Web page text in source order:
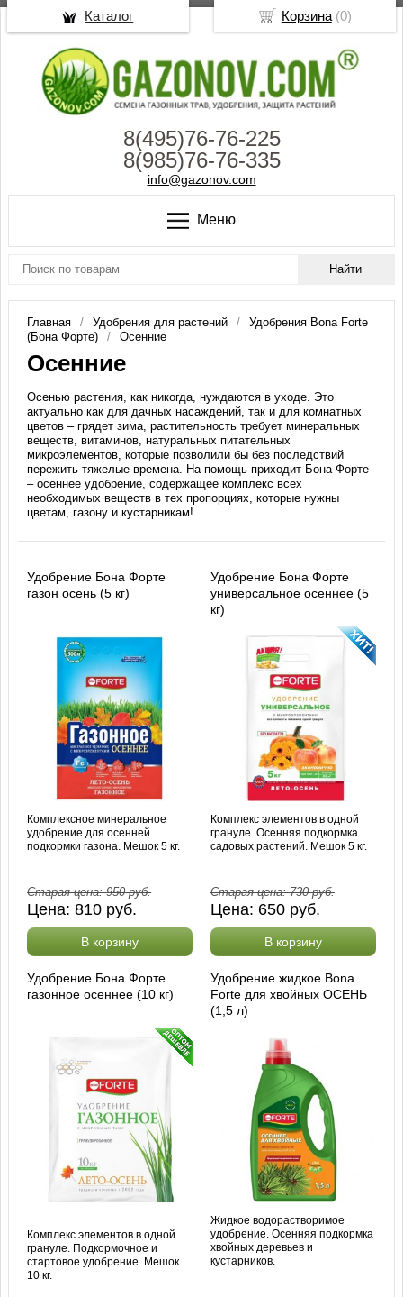
8(495)76-76-225
8(985)76-76-335
info@gazonov.com
Меню
Главная Удобрения для растений
Удобрения Bona Forte
(Бона Форте)
Осенние
Осенние
Осенью растения, как никогда, нуждаются в уходе. Это
актуально как для дачных насаждений, так и для комнатных
цветов – грядет зима, растительность требует минеральных
веществ, витаминов, натуральных питательных
микроэлементов, которые позволили бы без последствий
пережить тяжелые времена. На помощь приходит Бона-Форте
– осеннее удобрение, содержащее комплекс всех
необходимых веществ в тех пропорциях, которые нужны
цветам, газону и кустарникам!
Удобрение Бона Форте
газон осень (5 кг)
Комплексное минеральное
удобрение для осенней
подкормки газона. Мешок 5 кг.
Старая цена:950руб.
Цена:810 руб.
В корзину
Удобрение Бона Форте
универсальное осеннее (5
кг)
Комплекс элементов в одной
грануле. Осенняя подкормка
садовых растений. Мешок 5 кг.
Старая цена:730руб.
Цена: 650 руб.
В корзину
Удобрение Бона Форте
газонное осеннее (10 кг)
Комплекс элементов в одной
грануле. Подкормочное и
стартовое удобрение. Мешок
10 кг.
Удобрение жидкое Bona
Forte для хвойных ОСЕНЬ
(1,5 л)
Жидкое водорастворимое
удобрение. Осенняя подкормка
хвойных деревьев и
кустарников.
Корзина(0)
Каталог